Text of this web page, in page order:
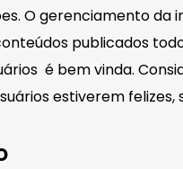
O gerenciamento da
publicados
é bem vinda.
estiverem